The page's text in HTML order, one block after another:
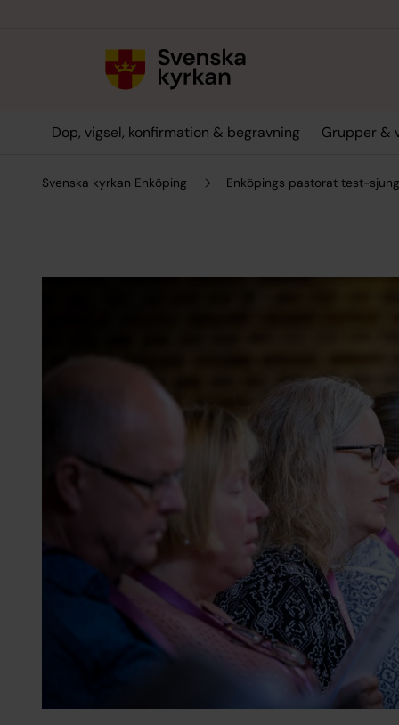
Dop, vigsel, konfirmation & begravning Grupper &
Svenska kyrkan Enköping Enköpings pastorat test-